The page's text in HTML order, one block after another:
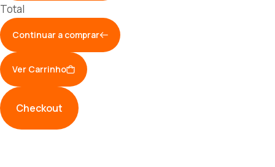
Total
Continuar a comprar
Ver Carrinho
Checkout